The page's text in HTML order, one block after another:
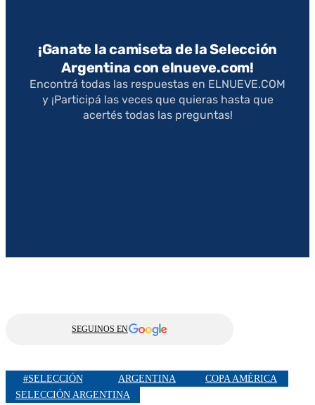
SEGUINOS EN
#SELECCIÓN ARGENTINA
COPA AMÉRICA
SELECCIÓN ARGENTINA